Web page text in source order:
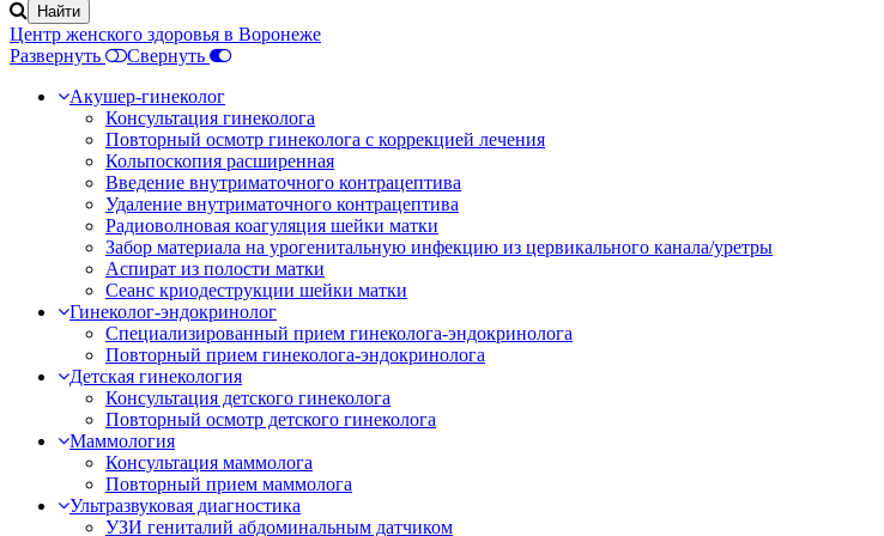
Центр женского здоровья в Воронеже
Развернуть
Свернуть
Акушер-гинеколог
Консультация гинеколога
Повторный осмотр гинеколога с коррекцией лечения
Кольпоскопия расширенная
Введение внутриматочного контрацептива
Удаление внутриматочного контрацептива
Радиоволновая коагуляция шейки матки
Забор материала на урогенитальную инфекцию из цервикального канала/уретры
Аспират из полости матки
Сеанс криодеструкции шейки матки
Гинеколог-эндокринолог
Специализированный прием гинеколога-эндокринолога
Повторный прием гинеколога-эндокринолога
Детская гинекология
Консультация детского гинеколога
Повторный осмотр детского гинеколога
Маммология
Консультация маммолога
Повторный прием маммолога
Ультразвуковая диагностика
УЗИ гениталий абдоминальным датчиком